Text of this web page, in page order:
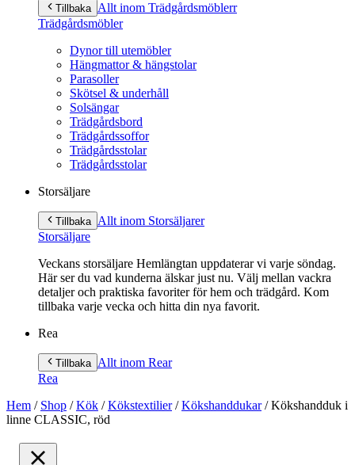
Tillbaka Allt inom Trädgårdsmöblerr
Trädgårdsmöbler
Dynor till utemöbler
Hängmattor & hängstolar
Parasoller
Skötsel & underhåll
Solsängar
Trädgårdsbord
Trädgårdssoffor
Trädgårdsstolar
Trädgårdsstolar
Storsäljare
Tillbaka Allt inom Storsäljarer
Storsäljare
Veckans storsäljare Hemlängtan uppdaterar vi varje söndag.
Här ser du vad kunderna älskar just nu. Välj mellan vackra
detaljer och praktiska favoriter för hem och trädgård. Kom
tillbaka varje vecka och hitta din nya favorit.
Rea
Tillbaka Allt inom Rear
Rea
Hem / Shop /Kök /Kökstextilier/Kökshanddukar/Kökshandduk i
linne CLASSIC, röd